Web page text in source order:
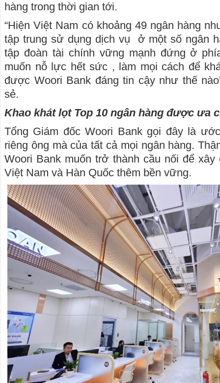
hàng trong thời gian tới.
“Hiện Việt Nam có khoảng 49 ngân hàng
tập trung sử dụng dịch vụ ở một số ngân
tập đoàn tài chính vững mạnh đứng ở
muốn nỗ lực hết sức , làm mọi cách để
được Woori Bank đáng tin cậy như thế
sẻ.
Khao khát lọt Top 10 ngân hàng được ưa
Tổng Giám đốc Woori Bank gọi đây là
riêng ông mà của tất cả mọi ngân hàng.
Woori Bank muốn trở thành cầu nối để
Việt Nam và Hàn Quốc thêm bền vững.